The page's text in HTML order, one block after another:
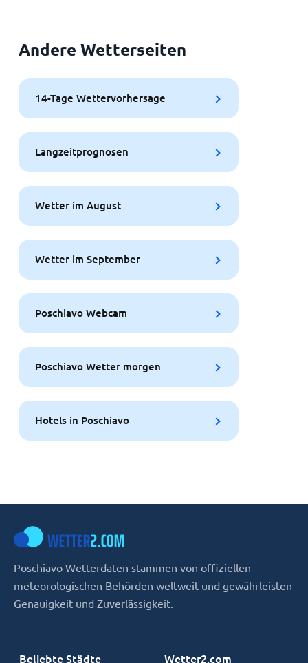
Andere Wetterseiten
14-Tage Wettervorhersage
Langzeitprognosen
Wetter im August
Wetter im September
Poschiavo Webcam
Poschiavo Wetter morgen
Hotels in Poschiavo
Poschiavo Wetterdaten stammen von offiziellen
meteorologischen Behörden weltweit und gewährleisten
Genauigkeit und Zuverlässigkeit.
Beliebte Städte Wetter2.com